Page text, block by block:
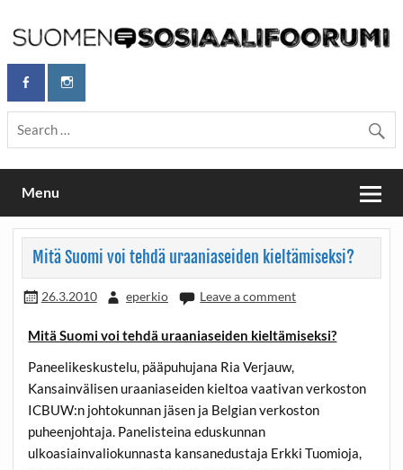
content
Maailmanparannuspäivät / Suomen
Sosiaalifoorumi
Maailmanparannuspäivät Lapinlahden Lähteellä, Helsingissä
26.–27.9.2026
Menu
Mitä Suomi voi tehdä uraaniaseiden kieltämiseksi?
26.3.2010 eperkio Leave a comment
Mitä Suomi voi tehdä uraaniaseiden kieltämiseksi?
Paneelikeskustelu, pääpuhujana Ria Verjauw,
Kansainvälisen uraaniaseiden kieltoa vaativan verkoston
ICBUW:n johtokunnan jäsen ja Belgian verkoston
puheenjohtaja. Panelisteina eduskunnan
ulkoasiainvaliokunnasta kansanedustaja Erkki Tuomioja,